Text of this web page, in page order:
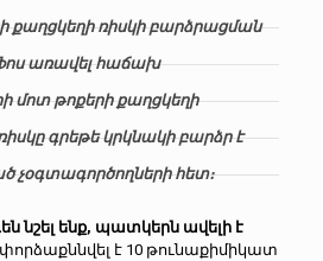
քաղցկեղի ռիսկի բարձրացման
առավել հաճախ
մոտ թոքերի քաղցկեղի
գրեթե կրկնակի բարձր է
չօգտագործողների հետ։
նշել ենք, պատկերն ավելի է
է 10 թունաքիմիկատ